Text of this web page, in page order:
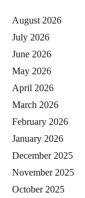
August 2026
July 2026
June 2026
May 2026
April 2026
March 2026
February 2026
January 2026
December 2025
November 2025
October 2025